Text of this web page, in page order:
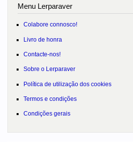
Menu Lerparaver
Colabore connosco!
Livro de honra
Contacte-nos!
Sobre o Lerparaver
Política de utilização dos cookies
Termos e condições
Condições gerais